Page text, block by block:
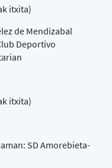
itxita)
de Mendizabal
Deportivo
itxita)
SD Amorebieta-